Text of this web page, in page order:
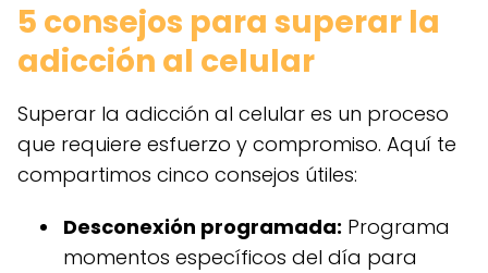
5 consejos para superar la
adicción al celular
Superar la adicción al celular es un proceso
que requiere esfuerzo y compromiso. Aquí te
compartimos cinco consejos útiles:
Desconexión programada: Programa
momentos específicos del día para